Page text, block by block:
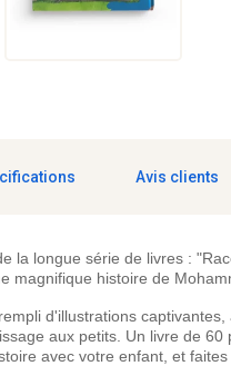
Avis clients
la longue série de livres :
magnifique histoire de
d'illustrations
aux petits. Un livre de
avec votre enfant, et